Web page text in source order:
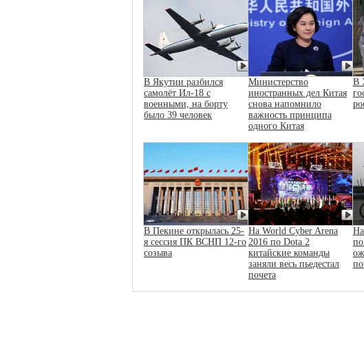
В Якутии разбился
самолёт Ил-18 с
военными, на борту
было 39 человек
Министерство
иностранных дел Китая
снова напомнило
важность принципа
одного Китая
В
В Пекине открылась 25-
я сессия ПК ВСНП 12-го
созыва
На World Cyber Arena
2016 по Dota 2
китайские команды
заняли весь пьедестал
почета